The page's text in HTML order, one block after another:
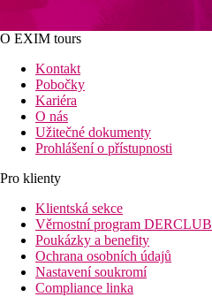
O EXIM tours
Kontakt
Pobočky
Kariéra
O nás
Užitečné dokumenty
Prohlášení o přístupnosti
Pro klienty
Klientská sekce
Věrnostní program DERCLUB
Poukázky a benefity
Ochrana osobních údajů
Nastavení soukromí
Compliance linka